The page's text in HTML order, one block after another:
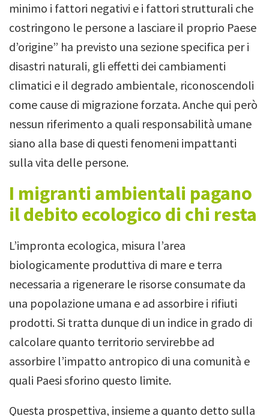
minimo i fattori negativi e i fattori strutturali che
costringono le persone a lasciare il proprio Paese
d’origine” ha previsto una sezione specifica per i
disastri naturali, gli effetti dei cambiamenti
climatici e il degrado ambientale, riconoscendoli
come cause di migrazione forzata. Anche qui però
nessun riferimento a quali responsabilità umane
siano alla base di questi fenomeni impattanti
sulla vita delle persone.
I migranti ambientali pagano
il debito ecologico di chi resta
L’impronta ecologica, misura l’area
biologicamente produttiva di mare e terra
necessaria a rigenerare le risorse consumate da
una popolazione umana e ad assorbire i rifiuti
prodotti.Si tratta dunque di un indice in grado di
calcolare quanto territorio servirebbe ad
assorbire l’impatto antropico di una comunità e
quali Paesi sforino questo limite.
Questa prospettiva, insieme a quanto detto sulla